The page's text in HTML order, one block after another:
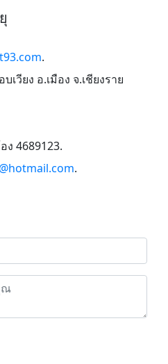
.
เวียง อ.เมือง จ.เชียงราย
ง 4689123.
.